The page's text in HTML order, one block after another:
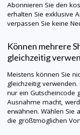
Abonnieren Sie den
erhalten Sie exklusive
verpassen Sie keine
Können mehrere
gleichzeitig
Meistens können Sie
gleichzeitig
nur ein Gutscheincode
Ausnahme macht,
erwähnen. Wählen Sie
die größtmöglichen